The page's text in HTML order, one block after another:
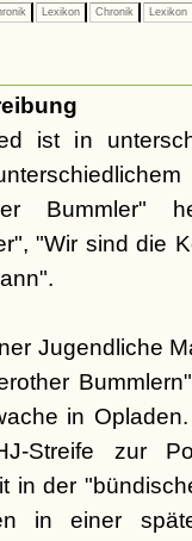
Lexikon Chronik Lexikon
ist in
Bummler"
"Wir sind die
Jugendliche
in
Streife zur
in der
in einer